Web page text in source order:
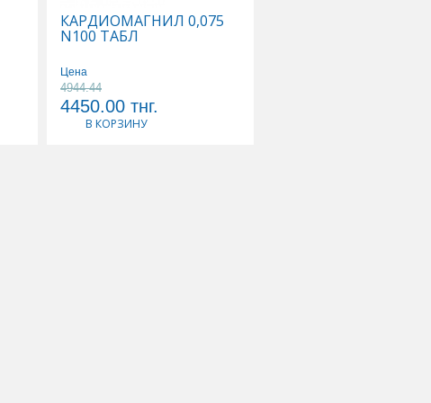
КАРДИОМАГНИЛ 0,075
N100 ТАБЛ
Цена
4944.44
4450.00 тнг.
В КОРЗИНУ